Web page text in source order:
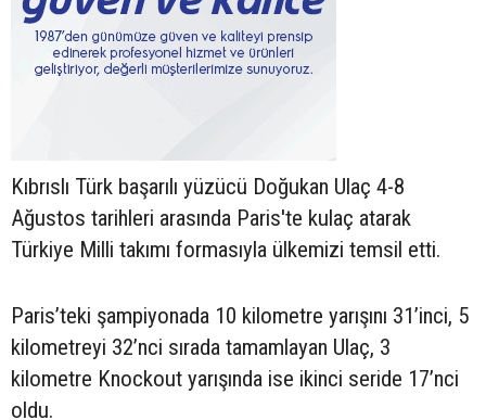
Kıbrıslı Türk başarılı yüzücü Doğukan Ulaç 4-8
Ağustos tarihleri arasında Paris'te kulaç atarak
Türkiye Milli takımı formasıyla ülkemizi temsil etti.
Paris’teki şampiyonada 10 kilometre yarışını 31’inci, 5
kilometreyi 32’nci sırada tamamlayan Ulaç, 3
kilometre Knockout yarışında ise ikinci seride 17’nci
oldu.